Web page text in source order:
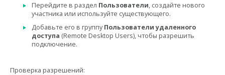
Перейдите в раздел Пользователи, создайте нового
участника или используйте существующего.
Добавьте его в группу Пользователи удаленного
доступа (Remote Desktop Users), чтобы разрешить
подключение.
Проверка разрешений: